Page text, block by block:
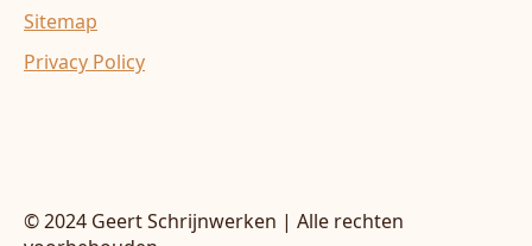
Sitemap
Privacy Policy
© 2024 Geert Schrijnwerken | Alle rechten